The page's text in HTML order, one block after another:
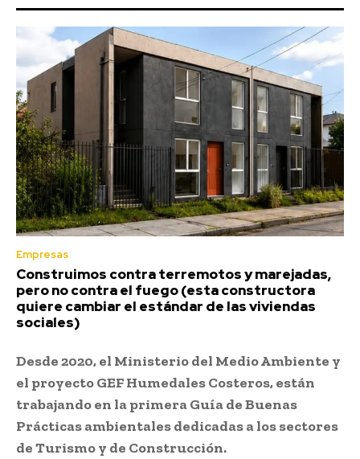
Empresas
Construimos contra terremotos y marejadas,
pero no contra el fuego (esta constructora
quiere cambiar el estándar de las viviendas
sociales)
Desde 2020, el Ministerio del Medio Ambiente y
el proyecto GEF Humedales Costeros, están
trabajando en la primera Guía de Buenas
Prácticas ambientales dedicadas a los sectores
de Turismo y de Construcción.